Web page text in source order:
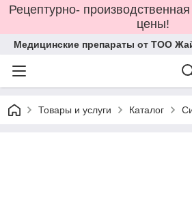
Рецептурно-
цены!
Медицинские препараты от ТОО
Товары и услуги Каталог